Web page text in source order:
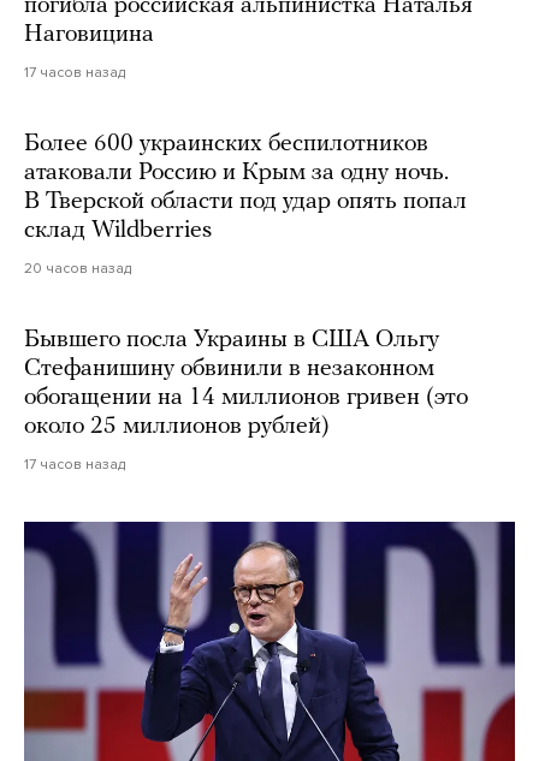
погибла российская альпинистка Наталья
Наговицина
17 часов назад
Более 600 украинских беспилотников
атаковали Россию и Крым за одну ночь.
В Тверской области под удар опять попал
склад Wildberries
20 часов назад
Бывшего посла Украины в США Ольгу
Стефанишину обвинили в незаконном
обогащении на 14 миллионов гривен (это
около 25 миллионов рублей)
17 часов назад